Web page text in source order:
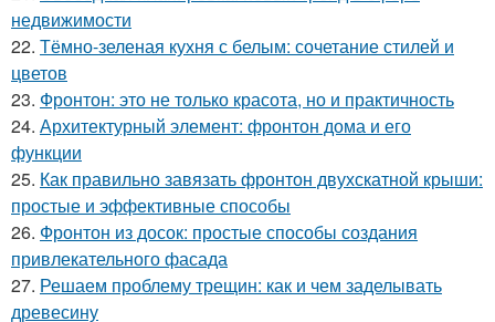
недвижимости
22. Тёмно-зеленая кухня с белым: сочетание стилей и
цветов
23. Фронтон: это не только красота, но и практичность
24. Архитектурный элемент: фронтон дома и его
функции
25. Как правильно завязать фронтон двухскатной крыши:
простые и эффективные способы
26. Фронтон из досок: простые способы создания
привлекательного фасада
27. Решаем проблему трещин: как и чем заделывать
древесину